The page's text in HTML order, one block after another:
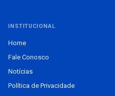
INSTITUCIONAL
Home
Fale Conosco
Notícias
Política de Privacidade